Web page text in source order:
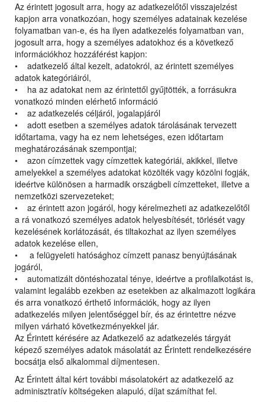
Az érintett jogosult arra, hogy az adatkezelőtől visszajelzést
kapjon arra vonatkozóan, hogy személyes adatainak kezelése
folyamatban van-e, és ha ilyen adatkezelés folyamatban van,
jogosult arra, hogy a személyes adatokhoz és a következő
információkhoz hozzáférést kapjon:
• adatkezelő által kezelt, adatokról, az érintett személyes
adatok kategóriáiról,
• ha az adatokat nem az érintettől gyűjtötték, a forrásukra
vonatkozó minden elérhető információ
• az adatkezelés céljáról, jogalapjáról
• adott esetben a személyes adatok tárolásának tervezett
időtartama, vagy ha ez nem lehetséges, ezen időtartam
meghatározásának szempontjai;
• azon címzettek vagy címzettek kategóriái, akikkel, illetve
amelyekkel a személyes adatokat közölték vagy közölni fogják,
ideértve különösen a harmadik országbeli címzetteket, illetve a
nemzetközi szervezeteket;
• az érintett azon jogáról, hogy kérelmezheti az adatkezelőtől
a rá vonatkozó személyes adatok helyesbítését, törlését vagy
kezelésének korlátozását, és tiltakozhat az ilyen személyes
adatok kezelése ellen,
• a felügyeleti hatósághoz címzett panasz benyújtásának
jogáról,
• automatizált döntéshozatal ténye, ideértve a profilalkotást is,
valamint legalább ezekben az esetekben az alkalmazott logikára
és arra vonatkozó érthető információk, hogy az ilyen
adatkezelés milyen jelentőséggel bír, és az érintettre nézve
milyen várható következményekkel jár.
Az Érintett kérésére az Adatkezelő az adatkezelés tárgyát
képező személyes adatok másolatát az Érintett rendelkezésére
bocsátja első alkalommal díjmentesen.
Az Érintett által kért további másolatokért az adatkezelő az
adminisztratív költségeken alapuló, díjat számíthat fel.